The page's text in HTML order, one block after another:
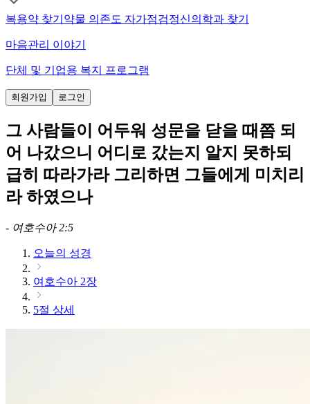
복용약 찾기 약물 의존도 자가점검정신의학과 찾기
마음관리 이야기
단체 및 기업용 복지 프로그램
회원가입 로그인
그 사람들이 어두워 성문을 닫을 때쯤 되
어 나갔으니 어디로 갔는지 알지 못하되
급히 따라가라 그리하면 그들에게 미치리
라 하였으나
- 여호수아 2:5
오늘의 성경
여호수아 2장
5절 상세